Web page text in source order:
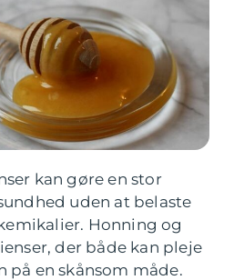
kan gøre en stor
uden at belaste
Honning og
der både kan pleje
på en skånsom måde.